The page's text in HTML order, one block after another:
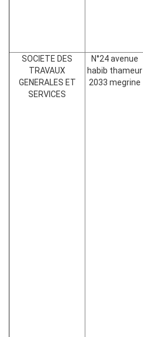
SOCIETE DES
TRAVAUX
GENERALES ET
SERVICES
N°24 avenue
habib thameur
2033 megrine